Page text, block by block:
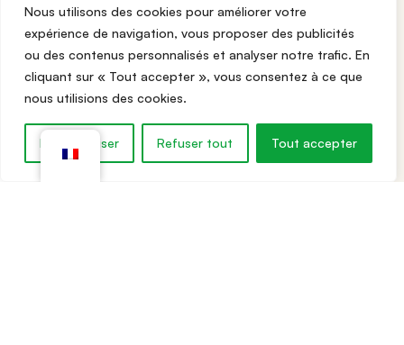
Nous utilisons des cookies pour améliorer votre
expérience de navigation, vous proposer des publicités
ou des contenus personnalisés et analyser notre trafic. En
cliquant sur « Tout accepter », vous consentez à ce que
nous utilisions des cookies.
Personnaliser Refuser tout Tout accepter
Bateaux
retrouver
Notre
expertise